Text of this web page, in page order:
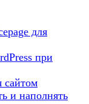
для
при
сайтом
и наполнять